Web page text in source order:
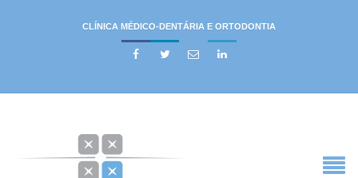
CLÍNICA MÉDICO-DENTÁRIA E ORTODONTIA
   